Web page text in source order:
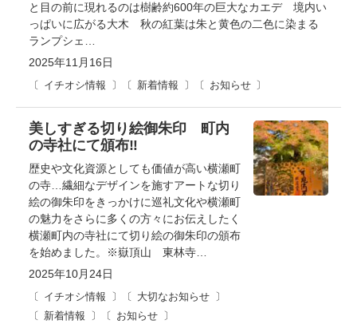
2025年11月16日
イチオシ情報 新着情報 お知らせ
と目の前に現れるのは樹齢約600年の巨大なカエデ 境内い
っぱいに広がる大木 秋の紅葉は朱と黄色の二色に染まる
ランプシェ…
2025年10月24日
イチオシ情報
大切なお知らせ
新着情報
お知らせ
美しすぎる切り絵御朱印 町内
の寺社にて頒布‼
歴史や文化資源としても価値が高い横瀬町
の寺…繊細なデザインを施すアートな切り
絵の御朱印をきっかけに巡礼文化や横瀬町
の魅力をさらに多くの方々にお伝えしたく
横瀬町内の寺社にて切り絵の御朱印の頒布
を始めました。※嶽頂山 東林寺…